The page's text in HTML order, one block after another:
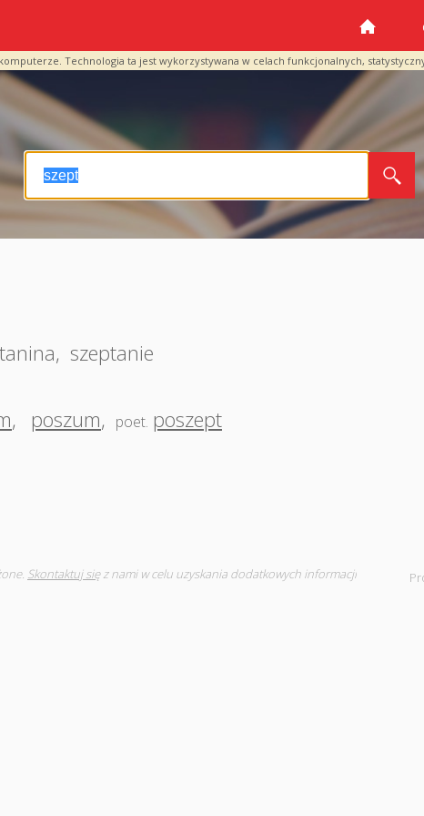
Technologia ta jest wykorzystywana w celach funkcjonalnych,
, szeptanie
, poszum, poet. poszept
Skontaktuj sięz nami w celu uzyskania dodatkowych informacji